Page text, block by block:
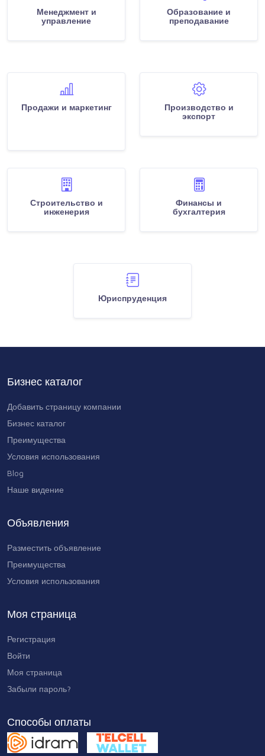
Менеджмент и
управление
Образование и
преподавание
Продажи и маркетинг
Производство и
экспорт
Строительство и
инженерия
Финансы и
бухгалтерия
Юриспруденция
Бизнес каталог
Добавить страницу компании
Бизнес каталог
Преимущества
Условия использования
Blog
Наше видение
Объявления
Разместить объявление
Преимущества
Условия использования
Моя страница
Регистрация
Войти
Моя страница
Забыли пароль?
Способы оплаты